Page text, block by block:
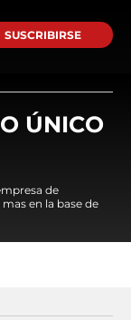
SUSCRIBIRSE
ÚNICO
de
en la base de